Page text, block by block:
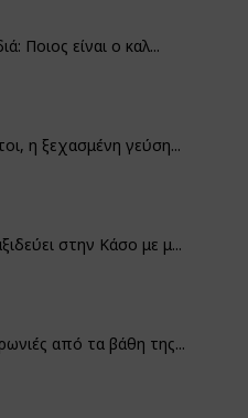
Ποιος είναι ο καλ...
η ξεχασμένη γεύση...
στην Κάσο με μ...
από τα βάθη της...